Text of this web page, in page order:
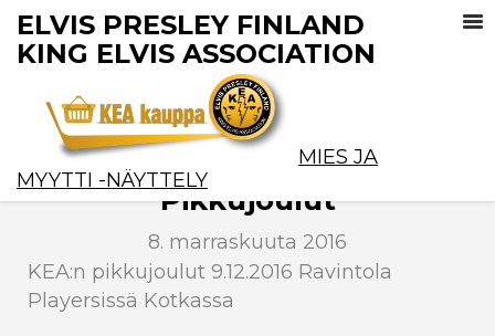
ELVIS PRESLEY FINLAND
KING ELVIS ASSOCIATION
MIES JA
MYYTTI -NÄYTTELY
Pikkujoulut
8. marraskuuta 2016
KEA:n pikkujoulut 9.12.2016 Ravintola
Playersissä Kotkassa